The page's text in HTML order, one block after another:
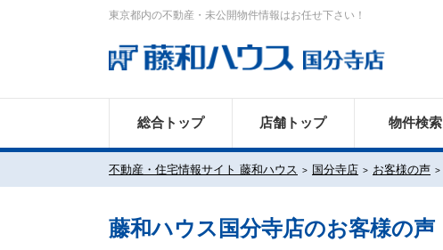
東京都内の不動産・未公開物件情報はお任せ下さい！
総合トップ 店舗トップ 物件検索
不動産・住宅情報サイト 藤和ハウス 国分寺店 お客様の声
藤和ハウス国分寺店のお客様の声